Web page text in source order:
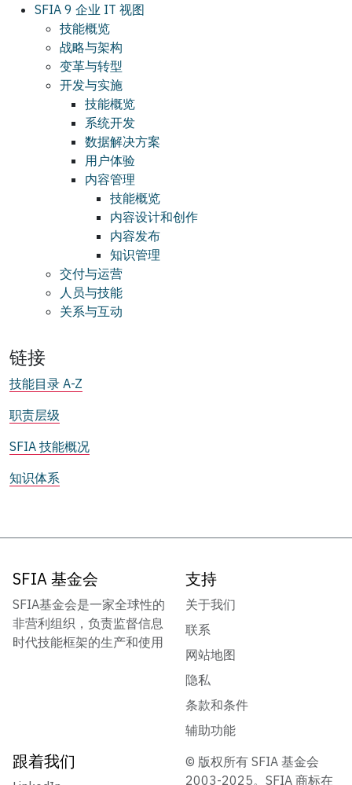
SFIA 9 企业 IT 视图
技能概览
战略与架构
变革与转型
开发与实施
技能概览
系统开发
数据解决方案
用户体验
内容管理
技能概览
内容设计和创作
内容发布
知识管理
交付与运营
人员与技能
关系与互动
链接
技能目录 A-Z
职责层级
SFIA 技能概况
知识体系
SFIA 基金会
SFIA基金会是一家全球性的
非营利组织，负责监督信息
时代技能框架的生产和使用
支持
关于我们
联系
网站地图
隐私
条款和条件
辅助功能
跟着我们
© 版权所有 SFIA 基金会
2003-2025。SFIA 商标在